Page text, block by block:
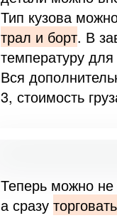
Тип кузова
трал и борт. В
температуру
Вся
3, стоимость
Теперь можно не
а сразу